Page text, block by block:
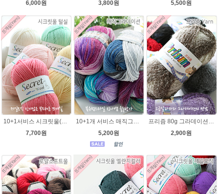
6,000원
3,800원
5,500원
10+1서비스 시크릿울(Secret Wool)뜨개질 털실 뜨개질실
7,700원
10+1개 서비스 매직그라데이션 나염뜨개실 가벼운 뜨개실 목도리 뜨개질 털실
5,200원
프리즘 80g 그라데이션 나염뜨개실 알파카울 목도리뜨기 뜨게실 뜨개질실
2,900원